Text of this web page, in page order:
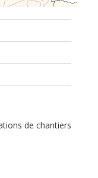
de chantiers